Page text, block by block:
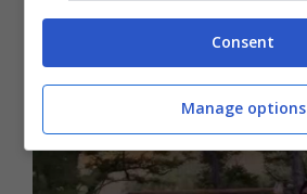
Consent
Manage options